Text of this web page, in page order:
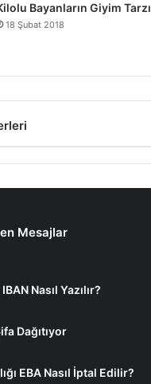
Bayanların Giyim Tarzı
18 Şubat 2018
Mesajlar
Nasıl Yazılır?
Dağıtıyor
EBA Nasıl İptal Edilir?